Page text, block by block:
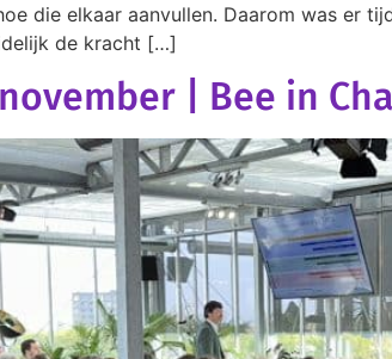
die elkaar aanvullen. Daarom was er
de kracht […]
| Bee in